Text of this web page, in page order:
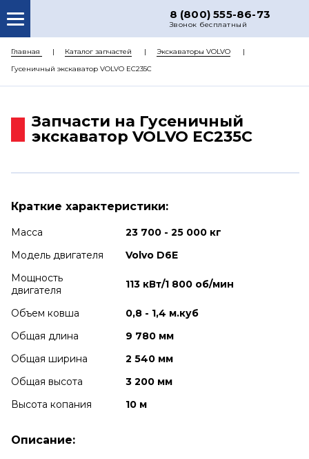
8 (800) 555-86-73
Звонок бесплатный
О НАС
КАТАЛОГ ЗАПЧАСТЕЙ
ДОСТАВКА
Главная Каталог запчастей
Экскаваторы VOLVO
Гусеничный экскаватор VOLVO EC235C
Запчасти на Гусеничный
экскаватор VOLVO EC235C
Краткие характеристики:
Масса
23 700 - 25 000 кг
Модель двигателя
Volvo D6E
Мощность
двигателя
113 кВт/1 800 об/мин
Объем ковша
0,8 - 1,4 м.куб
Общая длина
9 780 мм
Общая ширина
2 540 мм
Общая высота
3 200 мм
Высота копания
10 м
Описание: